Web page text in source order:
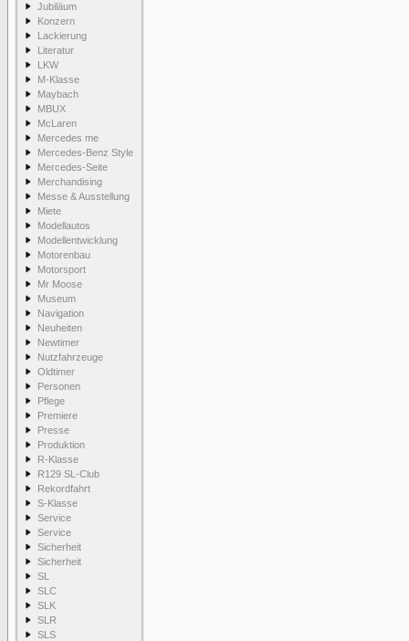
Jubiläum
Konzern
Lackierung
Literatur
LKW
M-Klasse
Maybach
MBUX
McLaren
Mercedes me
Mercedes-Benz Style
Mercedes-Seite
Merchandising
Messe & Ausstellung
Miete
Modellautos
Modellentwicklung
Motorenbau
Motorsport
Mr Moose
Museum
Navigation
Neuheiten
Newtimer
Nutzfahrzeuge
Oldtimer
Personen
Pflege
Premiere
Presse
Produktion
R-Klasse
R129 SL-Club
Rekordfahrt
S-Klasse
Service
Service
Sicherheit
Sicherheit
SL
SLC
SLK
SLR
SLS